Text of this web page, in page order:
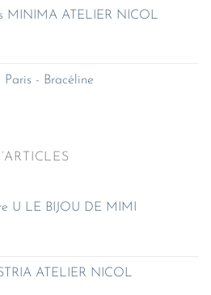
MINIMA ATELIER NICOL
Paris - Bracéline
U LE BIJOU DE MIMI
ATELIER NICOL